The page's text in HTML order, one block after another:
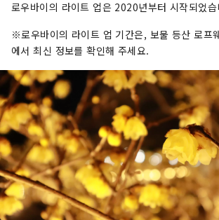
로우바이의 라이트 업은 2020년부터 시작되었습
※로우바이의 라이트 업 기간은, 보물 등산 로프
에서 최신 정보를 확인해 주세요.